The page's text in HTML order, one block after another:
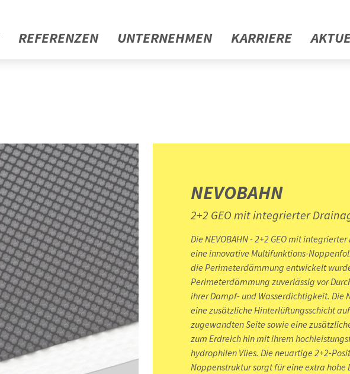
REFERENZEN UNTERNEHMEN KARRIERE
NEVOBAHN
2+2 GEO mit integrierter
Die NEVOBAHN - 2+2 GEO mit
eine innovative Multifunktions-
die Perimeterdämmung entwickelt
Perimeterdämmung zuverlässig vor
ihrer Dampf- und Wasserdichtigkeit. Die
eine zusätzliche Hinterlüftungsschicht
zugewandten Seite sowie eine
zum Erdreich hin mit ihrem
hydrophilen Vlies. Die neuartige 2+2-
Noppenstruktur sorgt für eine extra hohe